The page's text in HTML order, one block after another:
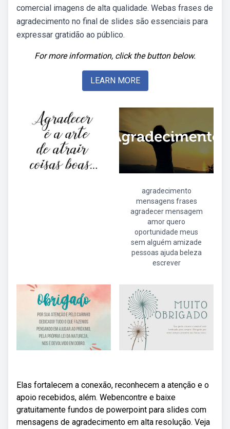
comercial imagens de alta qualidade. Webas frases de
agradecimento no final de slides são essenciais para
expressar gratidão ao público.
For more information, click the button below.
LEARN MORE
agradecimento
mensagens frases
agradecer mensagem
amor quero
oportunidade meus
sem alguém amizade
pessoas ajuda beleza
escrever
Elas fortalecem a conexão, reconhecem a atenção e o
apoio recebidos, além. Webencontre e baixe
gratuitamente fundos de powerpoint para slides com
mensagens de agradecimento em alta resolução. Veja